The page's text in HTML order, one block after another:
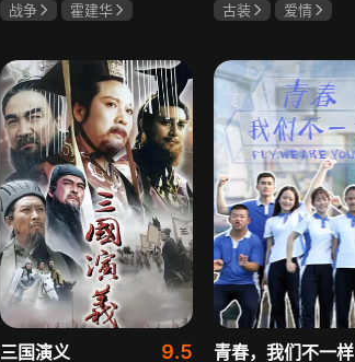
战争
霍建华
古装
爱情
三国演义 9.5 青春，我们不一样